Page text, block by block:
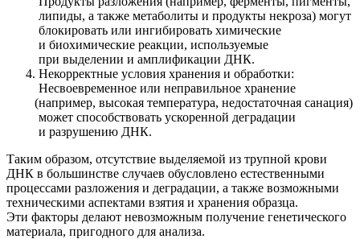
липиды, а также метаболиты и продукты некроза) могут
блокировать или ингибировать химические
и биохимические реакции, используемые
при выделении и амплификации ДНК.
Некорректные условия хранения и обработки:
Несвоевременное или неправильное хранение
(например, высокая температура, недостаточная санация)
может способствовать ускоренной деградации
и разрушению ДНК.
Таким образом, отсутствие выделяемой из трупной крови
ДНК в большинстве случаев обусловлено естественными
процессами разложения и деградации, а также возможными
техническими аспектами взятия и хранения образца.
Эти факторы делают невозможным получение генетического
материала, пригодного для анализа.